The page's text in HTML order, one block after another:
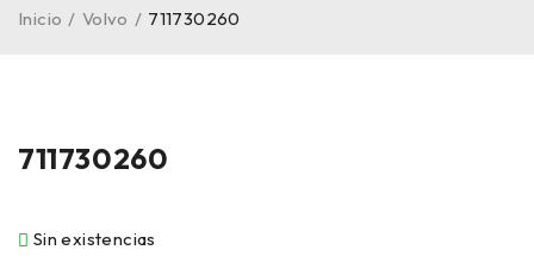
Inicio / Volvo / 711730260
711730260
Sin existencias